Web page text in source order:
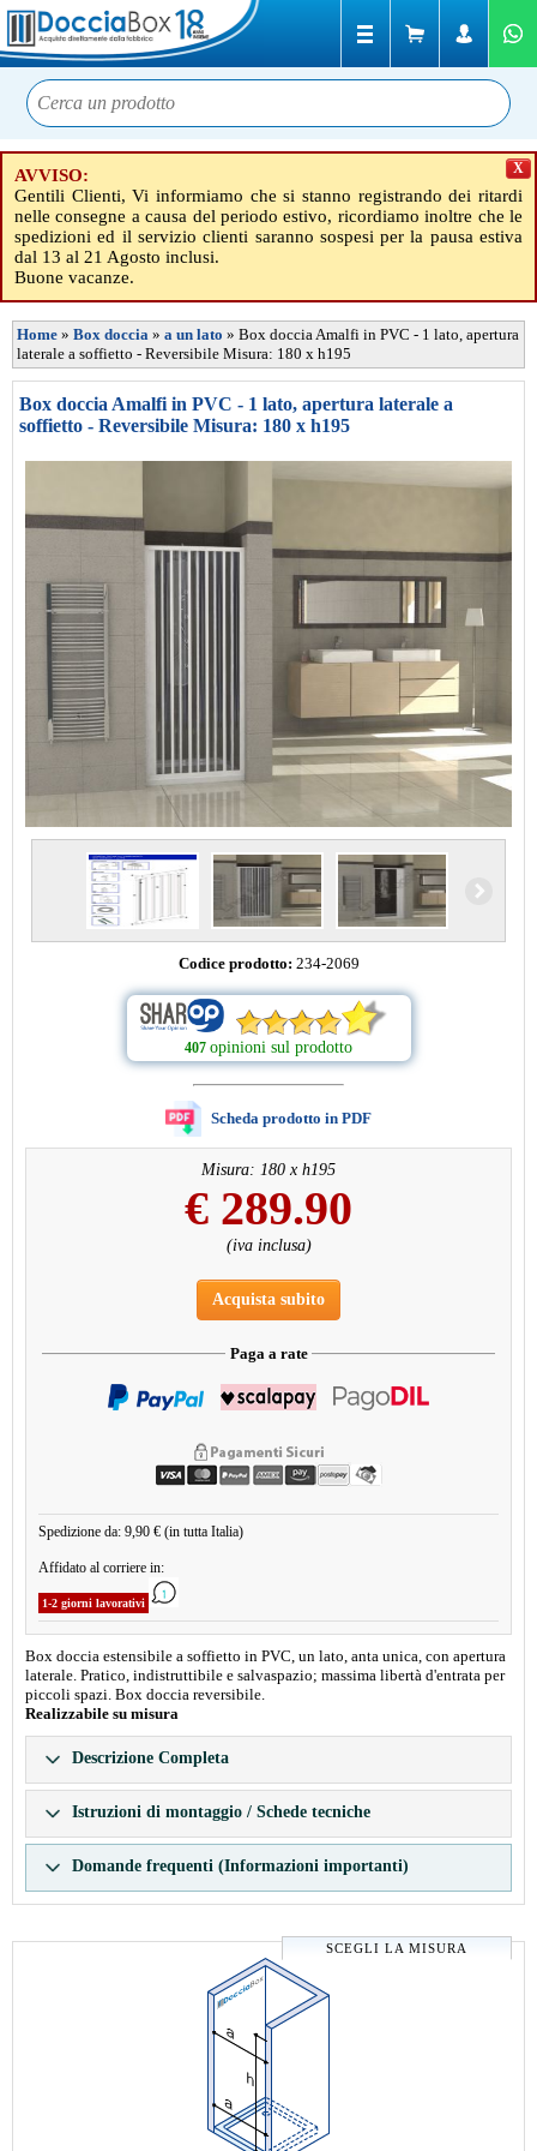
AVVISO:
Gentili Clienti, Vi informiamo che si stanno registrando dei ritardi
nelle consegne a causa del periodo estivo, ricordiamo inoltre che le
spedizioni ed il servizio clienti saranno sospesi per la pausa estiva
dal 13 al 21 Agosto inclusi.
Buone vacanze.
X
Home » Box doccia » a un lato » Box doccia Amalfi in PVC - 1 lato, apertura
laterale a soffietto - Reversibile Misura: 180 x h195
Box doccia Amalfi in PVC - 1 lato, apertura laterale a
soffietto - Reversibile Misura: 180 x h195
Codice prodotto: 234-2069
407 opinioni sul prodotto
Scheda prodotto in PDF
Misura: 180 x h195
€ 289.90
(iva inclusa)
Acquista subito
Paga a rate
Spedizione da: 9,90 € (in tutta Italia)
Affidato al corriere in:
1-2 giorni lavorativi
Box doccia estensibile a soffietto in PVC, un lato, anta unica, con apertura
laterale. Pratico, indistruttibile e salvaspazio; massima libertà d'entrata per
piccoli spazi. Box doccia reversibile.
Realizzabile su misura
Descrizione Completa
Istruzioni di montaggio / Schede tecniche
Domande frequenti (Informazioni importanti)
SCEGLI LA MISURA